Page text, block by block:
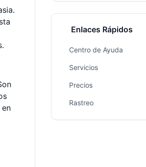
Enlaces Rápidos
Centro de Ayuda
Servicios
Precios
Rastreo